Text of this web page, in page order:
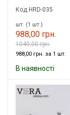
Код HRD-035
шт. (1 шт.)
988,00 грн.
1040,00 грн.
988,00 грн. за 1 шт.
В наявності